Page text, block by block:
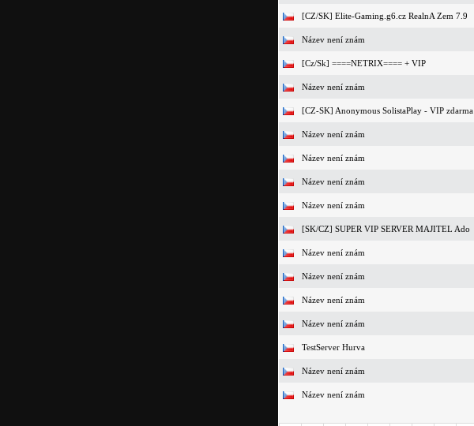
[CZ/SK] Elite-Gaming.g6.cz RealnA Zem 7.9
Název není znám
[Cz/Sk] ====NETRIX==== + VIP
Název není znám
[CZ-SK] Anonymous SolistaPlay - VIP zdarma
Název není znám
Název není znám
Název není znám
Název není znám
[SK/CZ] SUPER VIP SERVER MAJITEL Ado
Název není znám
Název není znám
Název není znám
Název není znám
TestServer Hurva
Název není znám
Název není znám